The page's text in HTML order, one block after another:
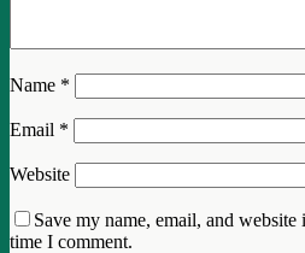
Name *
Email *
Website
Save my name, email, and
time I comment.